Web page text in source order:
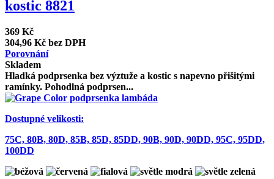
kostic 8821
369 Kč
304,96 Kč bez DPH
Porovnání
Skladem
Hladká podprsenka bez výztuže a kostic s napevno přišitými
ramínky. Pohodlná podprsen...
Dostupné velikosti:
75C, 80B, 80D, 85B, 85D, 85DD, 90B, 90D, 90DD, 95C, 95DD,
100DD